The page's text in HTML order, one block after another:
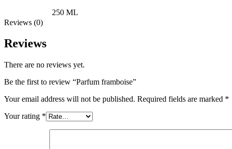
250 ML
Reviews (0)
Reviews
There are no reviews yet.
Be the first to review “Parfum framboise”
Your email address will not be published. Required fields are marked *
Your rating *